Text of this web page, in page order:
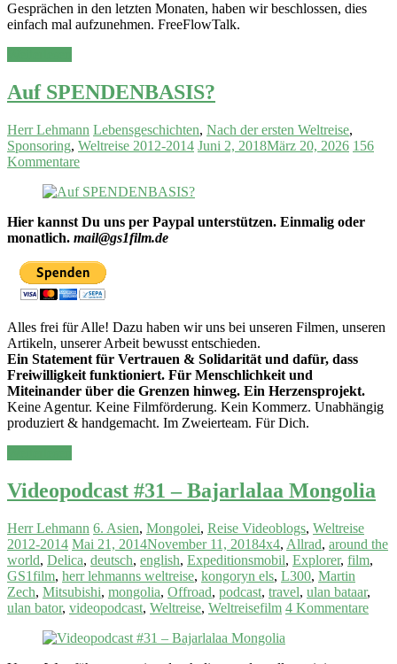
Gesprächen in den letzten Monaten, haben wir beschlossen, dies
einfach mal aufzunehmen. FreeFlowTalk.
Auf SPENDENBASIS?
Herr Lehmann Lebensgeschichten, Nach der ersten Weltreise,
Sponsoring, Weltreise 2012-2014 Juni 2, 2018März 20, 2026 156
Kommentare
Hier kannst Du uns per Paypal unterstützen. Einmalig oder
monatlich. mail@gs1film.de
Alles frei für Alle! Dazu haben wir uns bei unseren Filmen, unseren
Artikeln, unserer Arbeit bewusst entschieden.
Ein Statement für Vertrauen & Solidarität und dafür, dass
Freiwilligkeit funktioniert. Für Menschlichkeit und
Miteinander über die Grenzen hinweg. Ein Herzensprojekt.
Keine Agentur. Keine Filmförderung. Kein Kommerz. Unabhängig
produziert & handgemacht. Im Zweierteam. Für Dich.
Videopodcast #31 – Bajarlalaa Mongolia
Herr Lehmann 6. Asien, Mongolei, Reise Videoblogs, Weltreise
2012-2014 Mai 21, 2014November 11, 20184x4, Allrad, around the
world, Delica, deutsch, english, Expeditionsmobil, Explorer, film,
GS1film, herr lehmanns weltreise, kongoryn els, L300, Martin
Zech, Mitsubishi, mongolia, Offroad, podcast, travel, ulan bataar,
ulan bator, videopodcast, Weltreise, Weltreisefilm 4 Kommentare